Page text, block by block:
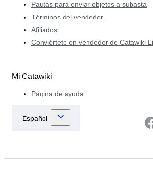
Pautas para enviar objetos a subasta
Términos del vendedor
Afiliados
Conviértete en vendedor de Catawiki
Mi Catawiki
Página de ayuda